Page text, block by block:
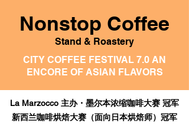
​Nonstop Coffee
Stand & Roastery
CITY COFFEE FESTIVAL 7.0 AN
ENCORE OF ASIAN FLAVORS
La Marzocco 主办・墨尔本浓缩咖啡大赛 冠军
新西兰咖啡烘焙大赛（面向日本烘焙师）冠军